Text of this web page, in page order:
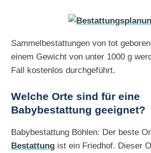
Sammelbestattungen von tot
einem Gewicht von unter 1000 g
Fall kostenlos durchgeführt.
Welche Orte sind für eine
Babybestattung geeignet?
Babybestattung Böhlen: Der beste
Bestattung ist ein Friedhof. Dieser